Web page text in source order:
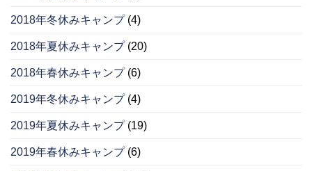
2018年冬休みキャンプ(4)
2018年夏休みキャンプ(20)
2018年春休みキャンプ(6)
2019年冬休みキャンプ(4)
2019年夏休みキャンプ(19)
2019年春休みキャンプ(6)